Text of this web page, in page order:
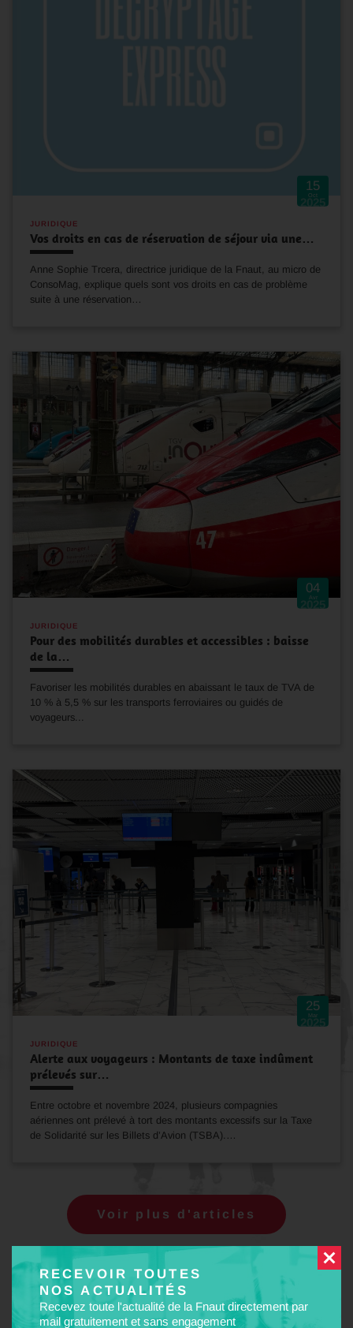
RECEVOIR TOUTES
NOS ACTUALITÉS
Recevez toute l'actualité de la Fnaut directement par
mail gratuitement et sans engagement
15
Oct
2025
JURIDIQUE
Vos droits en cas de réservation de séjour via une…
Anne Sophie Trcera, directrice juridique de la Fnaut, au micro de
ConsoMag, explique quels sont vos droits en cas de problème
suite à une réservation…
04
Avr
2025
JURIDIQUE
Pour des mobilités durables et accessibles : baisse
de la…
Favoriser les mobilités durables en abaissant le taux de TVA de
10 % à 5,5 % sur les transports ferroviaires ou guidés de
voyageurs...
25
Mar
2025
JURIDIQUE
Alerte aux voyageurs : Montants de taxe indûment
prélevés sur…
Entre octobre et novembre 2024, plusieurs compagnies
aériennes ont prélevé à tort des montants excessifs sur la Taxe
de Solidarité sur les Billets d’Avion (TSBA).…
Voir plus d'articles